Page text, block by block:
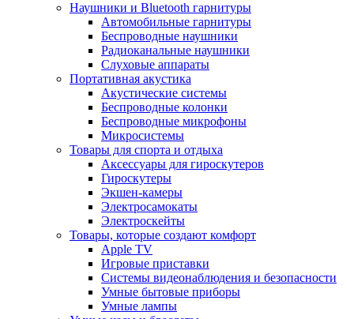
Наушники и Bluetooth гарнитуры
Автомобильные гарнитуры
Беспроводные наушники
Радиоканальные наушники
Слуховые аппараты
Портативная акустика
Акустические системы
Беспроводные колонки
Беспроводные микрофоны
Микросистемы
Товары для спорта и отдыха
Аксессуары для гироскутеров
Гироскутеры
Экшен-камеры
Электросамокаты
Электроскейты
Товары, которые создают комфорт
Apple TV
Игровые приставки
Системы видеонаблюдения и безопасности
Умные бытовые приборы
Умные лампы